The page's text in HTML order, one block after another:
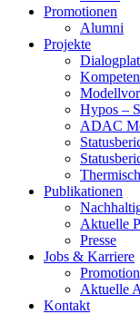
Promotionen
Alumni
Projekte
Hypos –
ADAC
Publikationen
Aktuelle
Presse
Jobs & Karriere
Aktuelle
Kontakt